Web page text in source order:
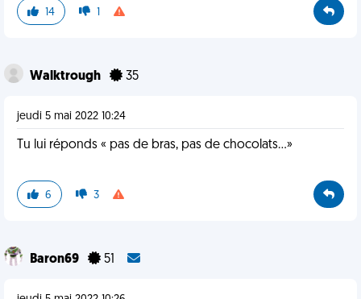
14 1
Walktrough 35
jeudi 5 mai 2022 10:24
Tu lui réponds « pas de bras, pas de chocolats…»
6 3
Baron69 51